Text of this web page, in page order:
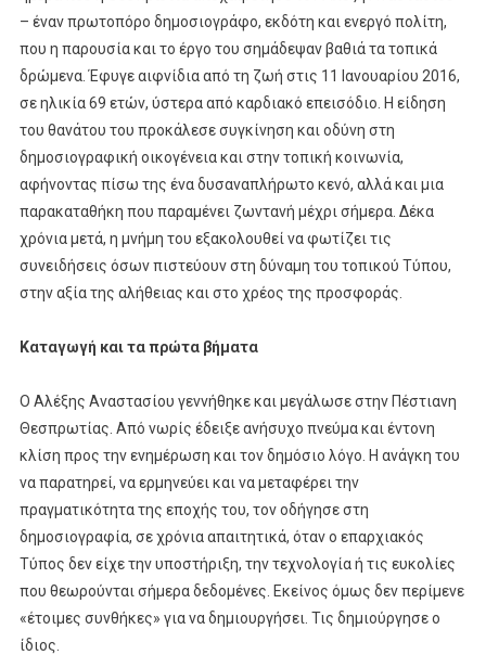
– έναν πρωτοπόρο δημοσιογράφο, εκδότη και ενεργό πολίτη,
που η παρουσία και το έργο του σημάδεψαν βαθιά τα τοπικά
δρώμενα. Έφυγε αιφνίδια από τη ζωή στις 11 Ιανουαρίου 2016,
σε ηλικία 69 ετών, ύστερα από καρδιακό επεισόδιο. Η είδηση
του θανάτου του προκάλεσε συγκίνηση και οδύνη στη
δημοσιογραφική οικογένεια και στην τοπική κοινωνία,
αφήνοντας πίσω της ένα δυσαναπλήρωτο κενό, αλλά και μια
παρακαταθήκη που παραμένει ζωντανή μέχρι σήμερα. Δέκα
χρόνια μετά, η μνήμη του εξακολουθεί να φωτίζει τις
συνειδήσεις όσων πιστεύουν στη δύναμη του τοπικού Τύπου,
στην αξία της αλήθειας και στο χρέος της προσφοράς.
Καταγωγή και τα πρώτα βήματα
Ο Αλέξης Αναστασίου γεννήθηκε και μεγάλωσε στην Πέστιανη
Θεσπρωτίας. Από νωρίς έδειξε ανήσυχο πνεύμα και έντονη
κλίση προς την ενημέρωση και τον δημόσιο λόγο. Η ανάγκη του
να παρατηρεί, να ερμηνεύει και να μεταφέρει την
πραγματικότητα της εποχής του, τον οδήγησε στη
δημοσιογραφία, σε χρόνια απαιτητικά, όταν ο επαρχιακός
Τύπος δεν είχε την υποστήριξη, την τεχνολογία ή τις ευκολίες
που θεωρούνται σήμερα δεδομένες. Εκείνος όμως δεν περίμενε
«έτοιμες συνθήκες» για να δημιουργήσει. Τις δημιούργησε ο
ίδιος.